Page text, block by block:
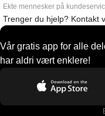
Ekte mennesker på
Trenger du hjelp? Kontakt
Vår gratis app for alle
har aldri vært enklere!